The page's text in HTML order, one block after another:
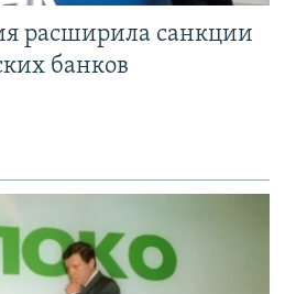
расширила санкции
банков